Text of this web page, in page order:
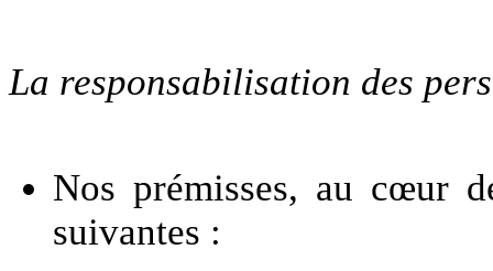
La responsabilisation des
Nos prémisses, au cœur
suivantes :